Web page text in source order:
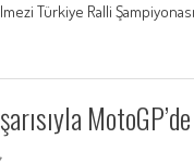
Türkiye Ralli